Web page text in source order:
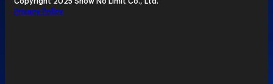
Privacy Policy